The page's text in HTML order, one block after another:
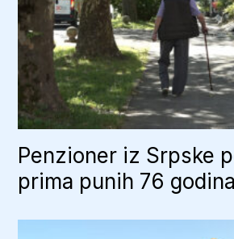
Penzioner iz Srpske
prima punih 76 godina